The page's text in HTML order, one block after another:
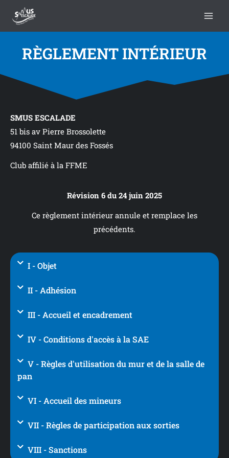
principal
contenu
RÈGLEMENT INTÉRIEUR
SMUS ESCALADE
51 bis av Pierre Brossolette
94100 Saint Maur des Fossés
Club affilié à la FFME
Révision 6 du 24 juin 2025
Ce règlement intérieur annule et remplace les
précédents.
I - Objet
II - Adhésion
III - Accueil et encadrement
IV - Conditions d'accès à la SAE
V - Règles d'utilisation du mur et de la salle de
pan
VI - Accueil des mineurs
VII - Règles de participation aux sorties
VIII - Sanctions